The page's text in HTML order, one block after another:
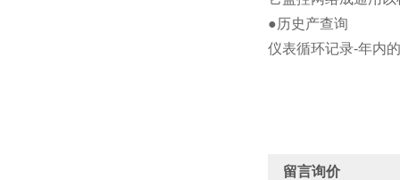
●历史产查询
仪表循环记录-年内
留言询价